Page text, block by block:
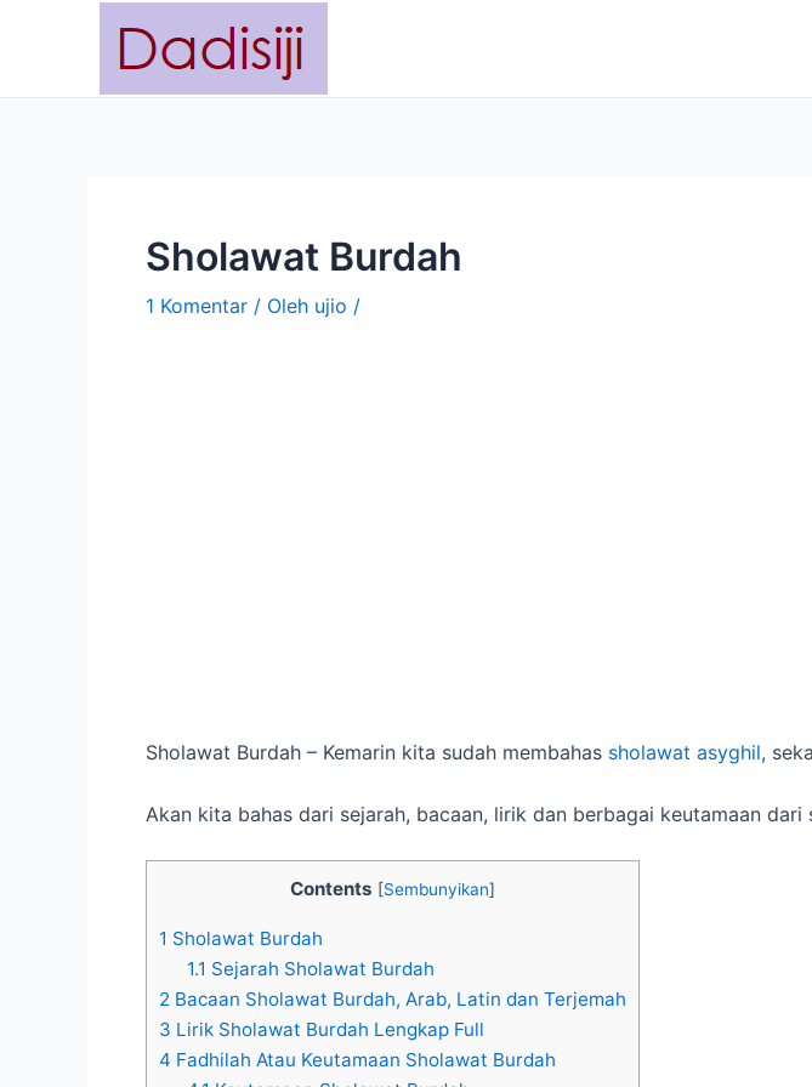
Sholawat Burdah
1 Komentar / Oleh ujio /
Sholawat Burdah – Kemarin kita sudah membahas sholawat asyghil,
Akan kita bahas dari sejarah, bacaan, lirik dan berbagai keutamaan
Contents [Sembunyikan]
1 Sholawat Burdah
1.1 Sejarah Sholawat Burdah
2 Bacaan Sholawat Burdah, Arab, Latin dan Terjemah
3 Lirik Sholawat Burdah Lengkap Full
4 Fadhilah Atau Keutamaan Sholawat Burdah
pos